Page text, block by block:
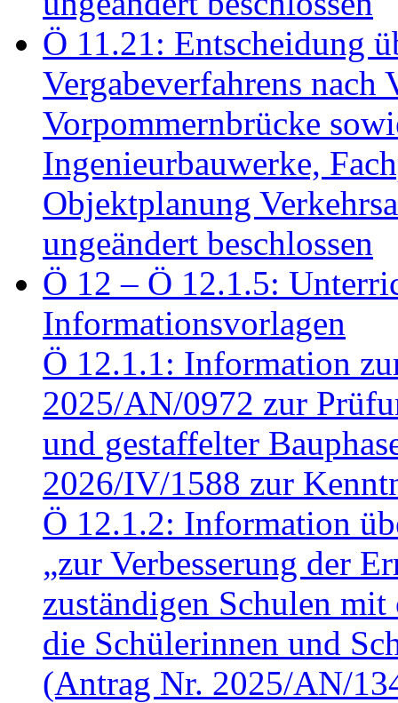
Ö 11.21: Entscheidung
Vergabeverfahrens
Vorpommernbrücke
Ingenieurbauwerke,
Objektplanung
ungeändert beschlossen
Ö 12 – Ö 12.1.5:
Informationsvorlagen
Ö 12.1.1: Information
2025/AN/0972 zur
und gestaffelter
2026/IV/1588 zur
Ö 12.1.2: Information
„zur Verbesserung der
zuständigen Schulen
die Schülerinnen und
(Antrag Nr. 2025/AN/